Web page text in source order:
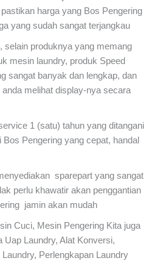
harga yang Bos Pengering
yang sudah sangat terjangkau
selain produknya yang memang
mesin laundry, produk Speed
sangat banyak dan lengkap, dan
melihat display-nya secara
1 (satu) tahun yang ditangani
Bos Pengering yang cepat, handal
sparepart yang sangat
perlu khawatir akan penggantian
jamin akan mudah
Cuci, Mesin Pengering Kita juga
Uap Laundry, Alat Konversi,
Perlengkapan Laundry